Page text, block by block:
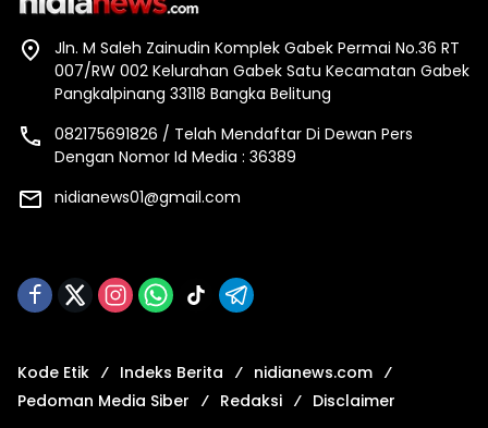
Jln. M Saleh Zainudin Komplek Gabek Permai No.36 RT
007/RW 002 Kelurahan Gabek Satu Kecamatan Gabek
Pangkalpinang 33118 Bangka Belitung
082175691826 / Telah Mendaftar Di Dewan Pers
Dengan Nomor Id Media : 36389
nidianews01@gmail.com
Kode Etik Indeks Berita
nidianews.com
Pedoman Media Siber
Redaksi
Disclaimer